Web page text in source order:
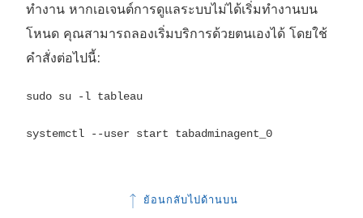
ทำงาน หากเอเจนต์การดูแลระบบไม่ได้เริ่มทำงานบน
โหนด คุณสามารถลองเริ่มบริการด้วยตนเองได้ โดยใช้
คำสั่งต่อไปนี้:
sudo su -l tableau
systemctl --user start tabadminagent_0
ย้อนกลับไปด้านบน